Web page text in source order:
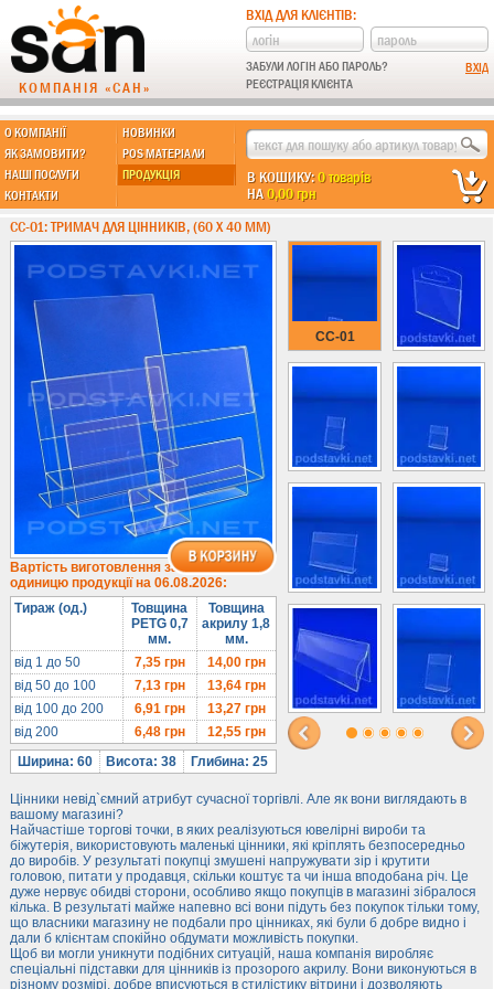
КОМПАНІЯ «САН»
ВХІД ДЛЯ КЛІЄНТІВ:
ЗАБУЛИ ЛОГІН АБО ПАРОЛЬ?
РЕЄСТРАЦІЯ КЛІЄНТА
О КОМПАНІЇ
НОВИНКИ
ЯК ЗАМОВИТИ?
POS МАТЕРІАЛИ
НАШІ ПОСЛУГИ
ПРОДУКЦІЯ
КОНТАКТИ
В КОШИКУ:0 товарів
НА0,00 грн
МЫ ДЕЛАЕМ:
Підставки із пластику
Новинки !!!
Різні підставки
Під поліграфію
Навісні кишені
Менюхолдери
Під мобільні
Під біжутерію
Гірки та подіуми
Під косметику
Під солодке
Для хот-догів
Лототрони
Ящики з акрилу
Цінники
Засоби захисту
Інформ. стенди
Підлогові стійки
CC-01: ТРИМАЧ ДЛЯ ЦІННИКІВ, (60 Х 40 ММ)
Вартість виготовлення за
одиницю продукції на 06.08.2026:
Тираж (од.)
Товщина
PETG 0,7
мм.
Товщина
акрилу 1,8
мм.
від 1 до 50
7,35грн 14,00грн
від 50 до 100
7,13грн 13,64грн
від 100 до 200
6,91грн 13,27грн
від 200
6,48грн 12,55грн
Ширина: 60
Висота: 38 Глибина: 25
Цінники невід`ємний атрибут сучасної торгівлі. Але як вони виглядають в
вашому магазині?
Найчастіше торгові точки, в яких реалізуються ювелірні вироби та
біжутерія, використовують маленькі цінники, які кріплять безпосередньо
до виробів. У результаті покупці змушені напружувати зір і крутити
головою, питати у продавця, скільки коштує та чи інша вподобана річ. Це
дуже нервує обидві сторони, особливо якщо покупців в магазині зібралося
кілька. В результаті майже напевно всі вони підуть без покупок тільки тому,
що власники магазину не подбали про цінниках, які були б добре видно і
дали б клієнтам спокійно обдумати можливість покупки.
Щоб ви могли уникнути подібних ситуацій, наша компанія виробляє
спеціальні підставки для цінників із прозорого акрилу. Вони виконуються в
різному розмірі, добре вписуються в стилістику вітрини і дозволяють
CC-01